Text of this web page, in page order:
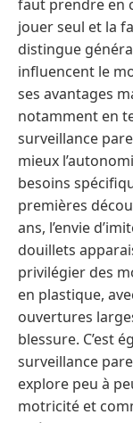
faut prendre en
jouer seul et la
distingue
influencent le
ses avantages
notamment en
surveillance
mieux
besoins
premières
ans, l’envie
douillets
privilégier des
en plastique,
ouvertures
blessure. C’est
surveillance
explore peu à
motricité et